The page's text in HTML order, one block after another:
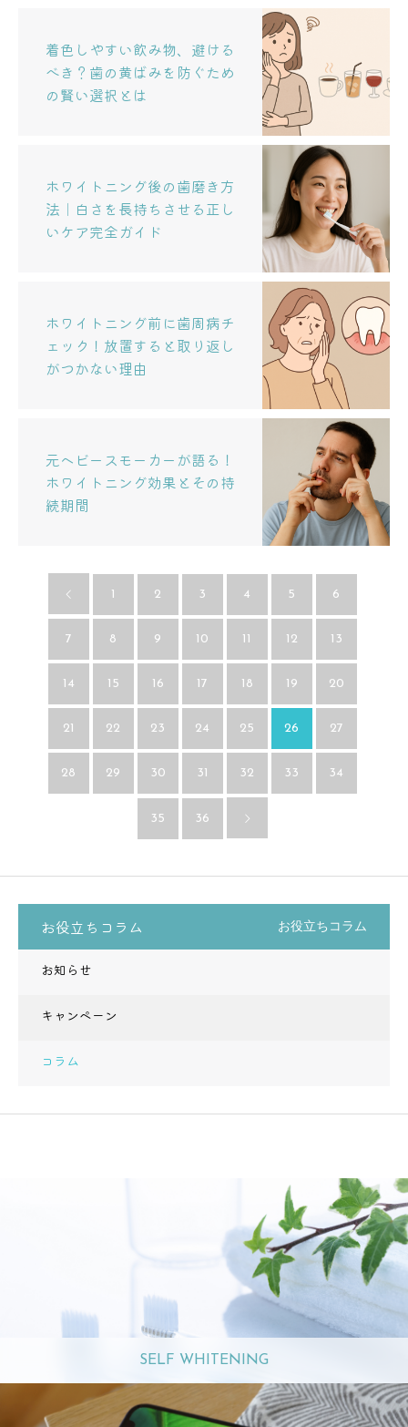
着色しやすい飲み物、避ける
べき？歯の黄ばみを防ぐため
の賢い選択とは
ホワイトニング後の歯磨き方
法｜白さを長持ちさせる正し
いケア完全ガイド
ホワイトニング前に歯周病チ
ェック！放置すると取り返し
がつかない理由
元ヘビースモーカーが語る！
ホワイトニング効果とその持
続期間
1 2 3 4 5 6
7 8 9 10 11 12 13
14 15 16 17 18 19 20
21 22 23 24 25 26 27
28 29 30 31 32 33 34
35 36
お役立ちコラム お役立ちコラム
お知らせ
キャンペーン
コラム
SELF WHITENING